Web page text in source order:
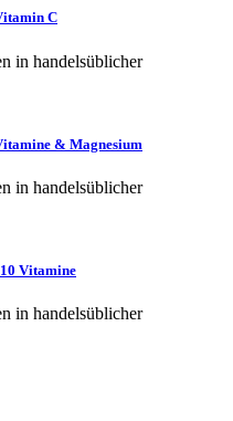
C
in handelsüblicher
& Magnesium
in handelsüblicher
Vitamine
in handelsüblicher